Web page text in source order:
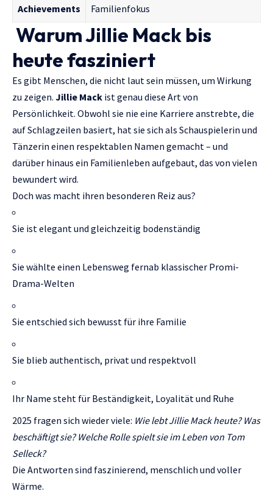
Achievements Familienfokus
Warum Jillie Mack bis
heute fasziniert
Es gibt Menschen, die nicht laut sein müssen, um Wirkung
zu zeigen. Jillie Mack ist genau diese Art von
Persönlichkeit. Obwohl sie nie eine Karriere anstrebte, die
auf Schlagzeilen basiert, hat sie sich als Schauspielerin und
Tänzerin einen respektablen Namen gemacht – und
darüber hinaus ein Familienleben aufgebaut, das von vielen
bewundert wird.
Doch was macht ihren besonderen Reiz aus?
Sie ist elegant und gleichzeitig bodenständig
Sie wählte einen Lebensweg fernab klassischer Promi-
Drama-Welten
Sie entschied sich bewusst für ihre Familie
Sie blieb authentisch, privat und respektvoll
Ihr Name steht für Beständigkeit, Loyalität und Ruhe
2025 fragen sich wieder viele: Wie lebt Jillie Mack heute? Was
beschäftigt sie? Welche Rolle spielt sie im Leben von Tom
Selleck?
Die Antworten sind faszinierend, menschlich und voller
Wärme.